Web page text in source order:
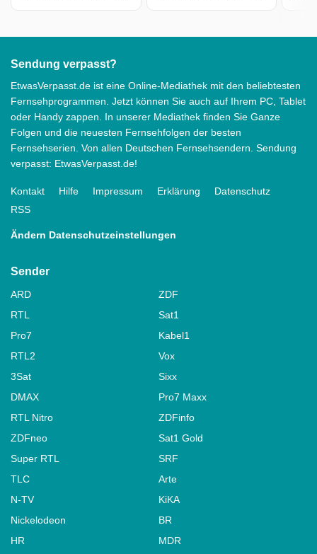
Sendung verpasst?
EtwasVerpasst.de ist eine Online-Mediathek mit den beliebtesten
Fernsehprogrammen. Jetzt können Sie auch auf Ihrem PC, Tablet
oder Handy zappen. In unserer Mediathek finden Sie Ganze
Folgen und die neuesten Fernsehfolgen der besten
Fernsehserien. Von allen Deutschen Fernsehsendern. Sendung
verpasst: EtwasVerpasst.de!
Kontakt Hilfe Impressum Erklärung
Datenschutz
RSS
Ändern Datenschutzeinstellungen
Sender
ARD
ZDF
RTL
Sat1
Pro7
Kabel1
RTL2
Vox
3Sat
Sixx
DMAX
Pro7 Maxx
RTL Nitro
ZDFinfo
ZDFneo
Sat1 Gold
Super RTL
SRF
TLC
Arte
N-TV
KiKA
Nickelodeon
BR
HR
MDR